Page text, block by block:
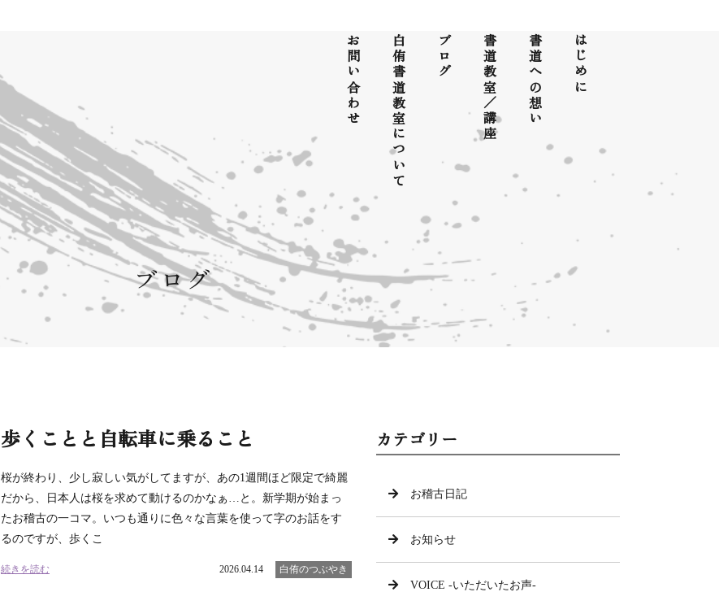
はじめに
書道への想い
書道教室／講座
ブログ
白侑書道教室について
お問い合わせ
ブログ
歩くことと自転車に乗ること
桜が終わり、少し寂しい気がしてますが、あの1週間ほど限定で綺麗
だから、日本人は桜を求めて動けるのかなぁ…と。新学期が始まっ
たお稽古の一コマ。いつも通りに色々な言葉を使って字のお話をす
るのですが、歩くこ
続きを読む 2026.04.14 白侑のつぶやき
カテゴリー
お稽古日記
お知らせ
VOICE -いただいたお声-